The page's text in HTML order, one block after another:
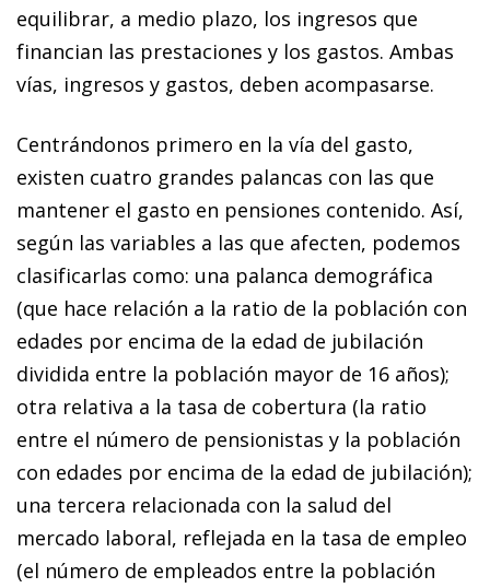
equilibrar, a medio plazo, los ingresos que
financian las prestaciones y los gastos. Ambas
vías, ingresos y gastos, deben acompasarse.
Centrándonos primero en la vía del gasto,
existen cuatro grandes palancas con las que
mantener el gasto en pensiones contenido. Así,
según las variables a las que afecten, podemos
clasificarlas como: una palanca demográfica
(que hace relación a la ratio de la población con
edades por encima de la edad de jubilación
dividida entre la población mayor de 16 años);
otra relativa a la tasa de cobertura (la ratio
entre el número de pensionistas y la población
con edades por encima de la edad de jubilación);
una tercera relacionada con la salud del
mercado laboral, reflejada en la tasa de empleo
(el número de empleados entre la población